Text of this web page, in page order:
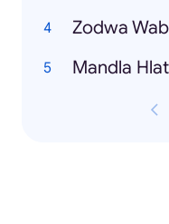
Zodwa
Mandla